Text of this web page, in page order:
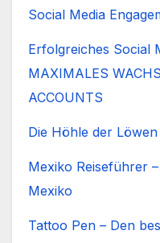
Social Media
Erfolgreiches Social
MAXIMALES
ACCOUNTS
Die Höhle der
Mexiko Reiseführer
Mexiko
Tattoo Pen – Den